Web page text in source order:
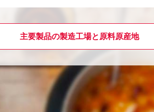
主要製品の製造工場と原料原産地